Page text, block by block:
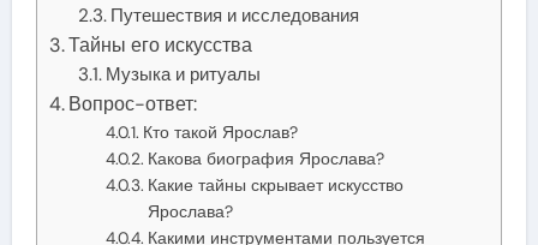
Путешествия и исследования
Тайны его искусства
Музыка и ритуалы
Вопрос-ответ:
Кто такой Ярослав?
Какова биография Ярослава?
Какие тайны скрывает искусство
Ярослава?
Какими инструментами пользуется